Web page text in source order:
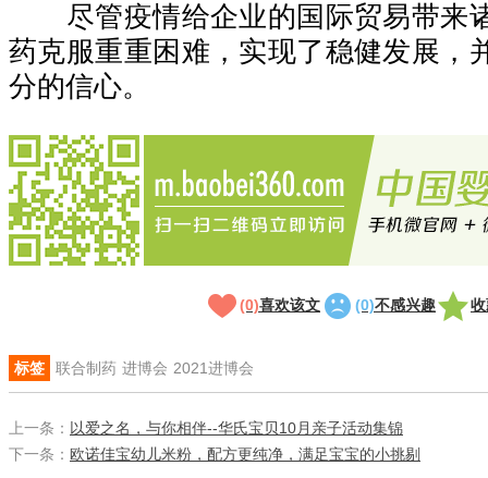
尽管疫情给企业的国际贸易带来
药克服重重困难，实现了稳健发展，
分的信心。
(0)喜欢该文 (0)不感兴趣
标签 联合制药 进博会 2021进博会
上一条： 以爱之名，与你相伴--华氏宝贝10月亲子活动集锦
下一条： 欧诺佳宝幼儿米粉，配方更纯净，满足宝宝的小挑剔